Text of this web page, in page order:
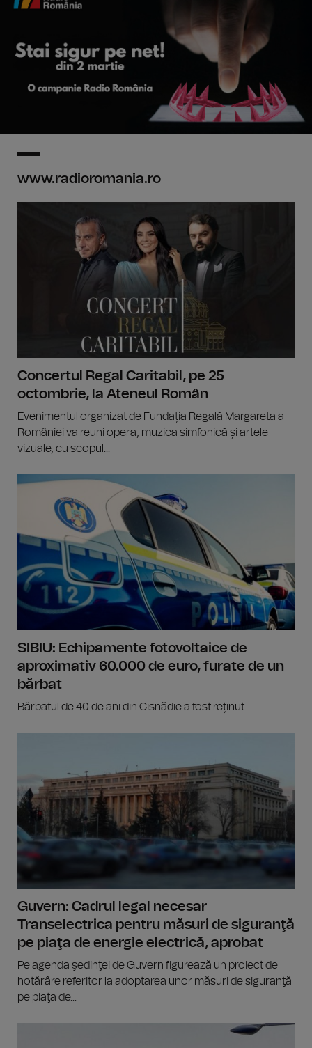
www.radioromania.ro
Concertul Regal Caritabil, pe 25
octombrie, la Ateneul Român
Evenimentul organizat de Fundația Regală Margareta a
României va reuni opera, muzica simfonică și artele
vizuale, cu scopul...
SIBIU: Echipamente fotovoltaice de
aproximativ 60.000 de euro, furate de un
bărbat
Bărbatul de 40 de ani din Cisnădie a fost reținut.
Guvern: Cadrul legal necesar
Transelectrica pentru măsuri de siguranţă
pe piaţa de energie electrică, aprobat
Pe agenda şedinţei de Guvern figurează un proiect de
hotărâre referitor la adoptarea unor măsuri de siguranţă
pe piaţa de...